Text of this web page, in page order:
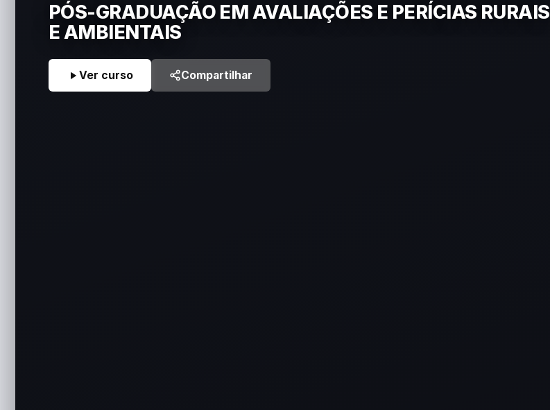
PÓS-GRADUAÇÃO EM AVALIAÇÕES E PERÍCIAS RURAIS
E AMBIENTAIS
Ver curso Compartilhar